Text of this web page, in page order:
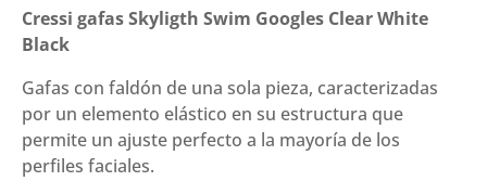
Swim
Googles
White
Black
cantidad
Cressi gafas Skyligth Swim Googles Clear White
Black
Gafas con faldón de una sola pieza, caracterizadas
por un elemento elástico en su estructura que
permite un ajuste perfecto a la mayoría de los
perfiles faciales.